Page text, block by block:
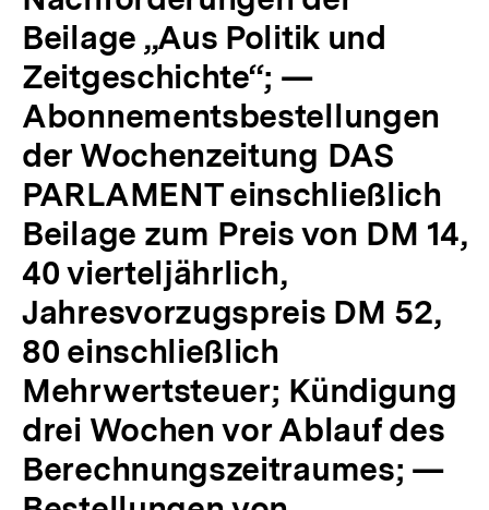
Beilage „Aus Politik und
Zeitgeschichte“; —
Abonnementsbestellungen
der Wochenzeitung DAS
PARLAMENT einschließlich
Beilage zum Preis von DM 14,
40 vierteljährlich,
Jahresvorzugspreis DM 52,
80 einschließlich
Mehrwertsteuer; Kündigung
drei Wochen vor Ablauf des
Berechnungszeitraumes; —